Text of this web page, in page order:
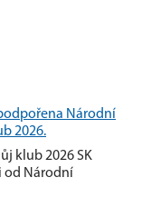
Národní
2026.
klub 2026 SK
od Národní